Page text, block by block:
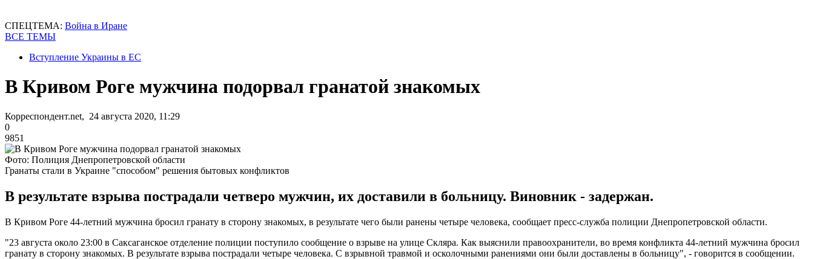
СПЕЦТЕМА: Война в Иране
ВСЕ ТЕМЫ
Вступление Украины в ЕС
В Кривом Роге мужчина подорвал гранатой знакомых
Корреспондент.net, 24 августа 2020, 11:29
0
9851
Фото: Полиция Днепропетровской области
Гранаты стали в Украине "способом" решения бытовых конфликтов
В результате взрыва пострадали четверо мужчин, их доставили в больницу. Виновник - задержан.
В Кривом Роге 44-летний мужчина бросил гранату в сторону знакомых, в результате чего были ранены четыре человека, сообщает пресс-служба полиции Днепропетровской области.
"23 августа около 23:00 в Саксаганское отделение полиции поступило сообщение о взрыве на улице Скляра. Как выяснили правоохранители, во время конфликта 44-летний мужчина бросил
гранату в сторону знакомых. В результате взрыва пострадали четыре человека. С взрывной травмой и осколочными ранениями они были доставлены в больницу", - говорится в сообщении.